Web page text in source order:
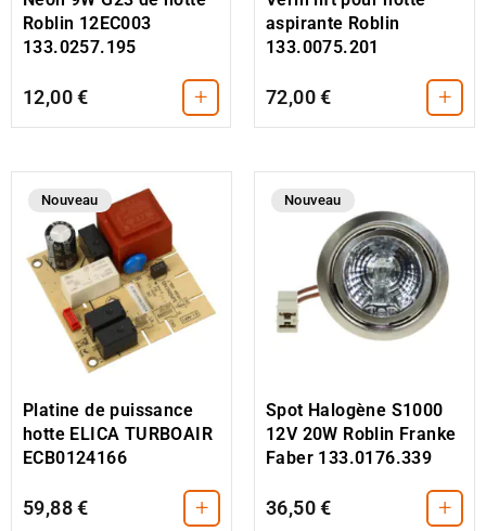
Roblin 12EC003
133.0257.195
12,00 € +
aspirante Roblin
133.0075.201
72,00 € +
Nouveau
Platine de puissance
hotte ELICA TURBOAIR
ECB0124166
59,88 € +
Nouveau
Spot Halogène S1000
12V 20W Roblin Franke
Faber 133.0176.339
36,50 € +